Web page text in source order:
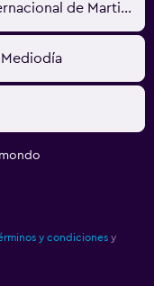
Fort-de-France, Martinica - Internacional de Martinica Aimé Césaire (FDF)
Mediodía
y condiciones y